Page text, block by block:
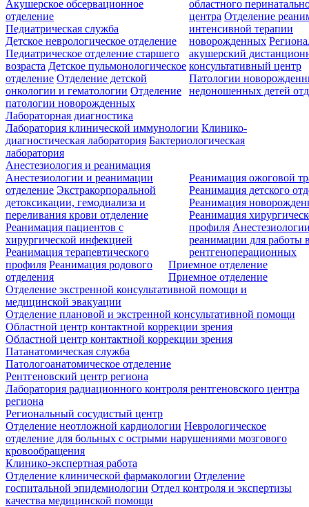
Акушерское обсервационное
отделение
областного
центра Отделение
интенсивной терапии
новорожденных
акушерский
консультативный центр
Патологии
недоношенных детей
Педиатрическая служба
Детское неврологическое отделение
Педиатрическое отделение старшего
возраста Детское пульмонологическое
отделение Отделение детской
онкологии и гематологии Отделение
патологии новорожденных
Лабораторная диагностика
Лаборатория клинической иммунологии Клинико-
диагностическая лаборатория Бактериологическая
лаборатория
Анестезиология и реанимация
Анестезиологии и реанимации
отделение Экстракорпоральной
детоксикации, гемодиализа и
переливания крови отделение
Реанимация пациентов с
хирургической инфекцией
Реанимация терапевтического
профиля Реанимация родового
отделения
Реанимация ожоговой
Реанимация детского
Реанимация
Реанимация
профиля
реанимации для работы
рентгеноперационных
Приемное отделение
Приемное отделение
Отделение экстренной консультативной помощи и
медицинской эвакуации
Отделение плановой и экстренной консультативной помощи
Областной центр контактной коррекции зрения
Областной центр контактной коррекции зрения
Патанатомическая служба
Патологоанатомическое отделение
Рентгеновский центр региона
Лаборатория радиационного контроля рентгеновского центра
региона
Региональный сосудистый центр
Отделение неотложной кардиологии Неврологическое
отделение для больных с острыми нарушениями мозгового
кровообращения
Клинико-экспертная работа
Отделение клинической фармакологии Отделение
госпитальной эпидемиологии Отдел контроля и экспертизы
качества медицинской помощи